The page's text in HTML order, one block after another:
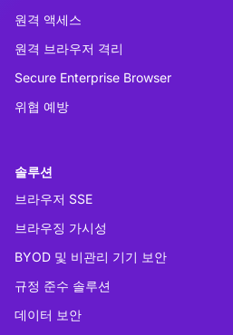
원격 액세스
원격 브라우저 격리
Secure Enterprise Browser
위협 예방
솔루션
브라우저 SSE
브라우징 가시성
BYOD 및 비관리 기기 보안
규정 준수 솔루션
데이터 보안